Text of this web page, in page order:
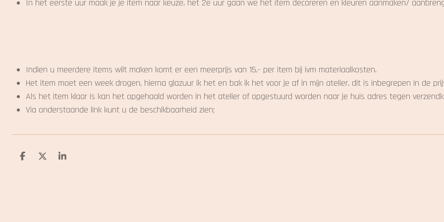
In het eerste uur maak je je item naar keuze, het 2e uur gaan we het item decoreren en kleuren aanmaken/
Indien u meerdere items wilt maken komt er een meerprijs van 15,- per item bij ivm materiaalkosten.
Het item moet een week drogen, hierna glazuur ik het en bak ik het voor je af in mijn atelier, dit is inbegrepen in de
Als het item klaar is kan het opgehaald worden in het atelier of opgestuurd worden naar je huis adres tegen
Via onderstaande link kunt u de beschikbaarheid zien;
D
D
S